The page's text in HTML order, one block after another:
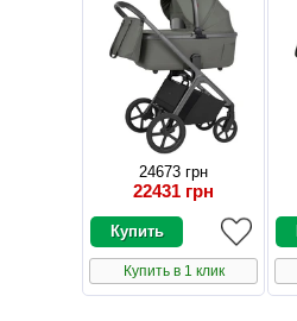
24673 грн
22431 грн
Купить в 1 клик